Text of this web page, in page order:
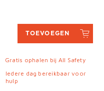
TOEVOEGEN
Gratis ophalen bij All Safety
Iedere dag bereikbaar voor
hulp